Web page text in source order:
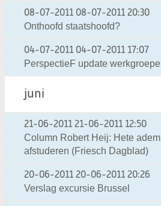
08-07-2011 08-07-2011 20:30
Onthoofd staatshoofd?
04-07-2011 04-07-2011 17:07
PerspectieF update
juni
21-06-2011 21-06-2011 12:50
Column Robert Heij: Hete
afstuderen (Friesch Dagblad)
20-06-2011 20-06-2011 20:26
Verslag excursie Brussel